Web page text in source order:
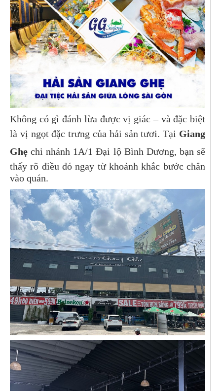
Không có gì đánh lừa được vị giác – và đặc biệt
là vị ngọt đặc trưng của hải sản tươi. Tại Giang
Ghẹ chi nhánh 1A/1 Đại lộ Bình Dương, bạn sẽ
thấy rõ điều đó ngay từ khoảnh khắc bước chân
vào quán.